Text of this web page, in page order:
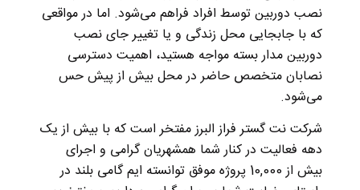
نصب دوربین توسط افراد فراهم می‌شود. اما در مواقعی
که با جابجایی محل زندگی و یا تغییر جای نصب
دوربین مدار بسته مواجه هستید، اهمیت دسترسی
نصابان متخصص حاضر در محل بیش از پیش حس
می‌شود.
شرکت نت گستر فراز البرز مفتخر است که با بیش از یک
دهه فعالیت در کنار شما همشهریان گرامی و اجرای
بیش از 10,000 پروژه موفق توانسته ایم گامی بلند در